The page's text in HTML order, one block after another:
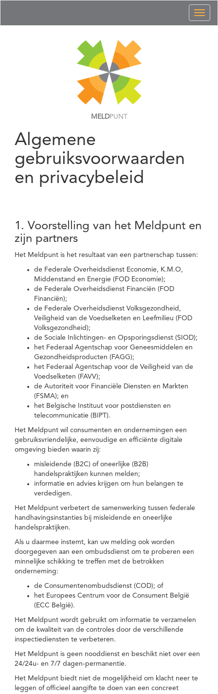
MELDPUNT
Algemene
gebruiksvoorwaarden
en privacybeleid
1. Voorstelling van het Meldpunt en
zijn partners
Het Meldpunt is het resultaat van een partnerschap tussen:
de Federale Overheidsdienst Economie, K.M.O,
Middenstand en Energie (FOD Economie);
de Federale Overheidsdienst Financiën (FOD
Financiën);
de Federale Overheidsdienst Volksgezondheid,
Veiligheid van de Voedselketen en Leefmilieu (FOD
Volksgezondheid);
de Sociale Inlichtingen- en Opsporingsdienst (SIOD);
het Federaal Agentschap voor Geneesmiddelen en
Gezondheidsproducten (FAGG);
het Federaal Agentschap voor de Veiligheid van de
Voedselketen (FAVV);
de Autoriteit voor Financiële Diensten en Markten
(FSMA); en
het Belgische Instituut voor postdiensten en
telecommunicatie (BIPT).
Het Meldpunt wil consumenten en ondernemingen een
gebruiksvriendelijke, eenvoudige en efficiënte digitale
omgeving bieden waarin zij:
misleidende (B2C) of oneerlijke (B2B)
handelspraktijken kunnen melden;
informatie en advies krijgen om hun belangen te
verdedigen.
Het Meldpunt verbetert de samenwerking tussen federale
handhavingsinstanties bij misleidende en oneerlijke
handelspraktijken.
Als u daarmee instemt, kan uw melding ook worden
doorgegeven aan een ombudsdienst om te proberen een
minnelijke schikking te treffen met de betrokken
onderneming:
de Consumentenombudsdienst (COD); of
het Europees Centrum voor de Consument België
(ECC België).
Het Meldpunt wordt gebruikt om informatie te verzamelen
om de kwaliteit van de controles door de verschillende
inspectiediensten te verbeteren.
Het Meldpunt is geen nooddienst en beschikt niet over een
24/24u- en 7/7 dagen-permanentie.
Het Meldpunt biedt niet de mogelijkheid om klacht neer te
leggen of officieel aangifte te doen van een concreet